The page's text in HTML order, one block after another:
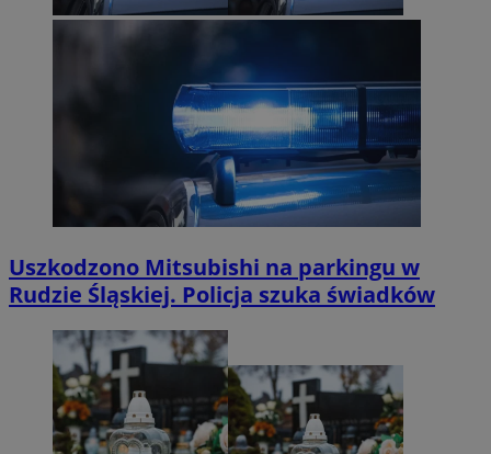
Uszkodzono Mitsubishi na parkingu w
Rudzie Śląskiej. Policja szuka świadków